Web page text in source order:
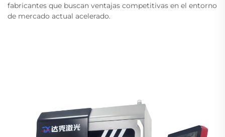
fabricantes que buscan ventajas competitivas en el entorno
de mercado actual acelerado.